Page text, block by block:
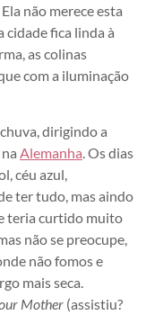
não merece esta
cidade fica linda à
as colinas
com a iluminação
dirigindo a
Alemanha. Os dias
céu azul,
ter tudo, mas aindo
teria curtido muito
não se preocupe,
não fomos e
mais seca.
Mother (assistiu?